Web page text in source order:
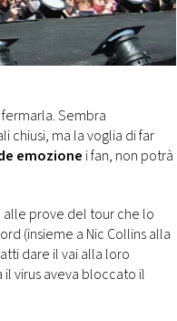
Sembra
chiusi, ma la voglia di far
emozione i fan, non potrà
alle prove del tour che lo
(insieme a Nic Collins alla
dare il vai alla loro
il virus aveva bloccato il